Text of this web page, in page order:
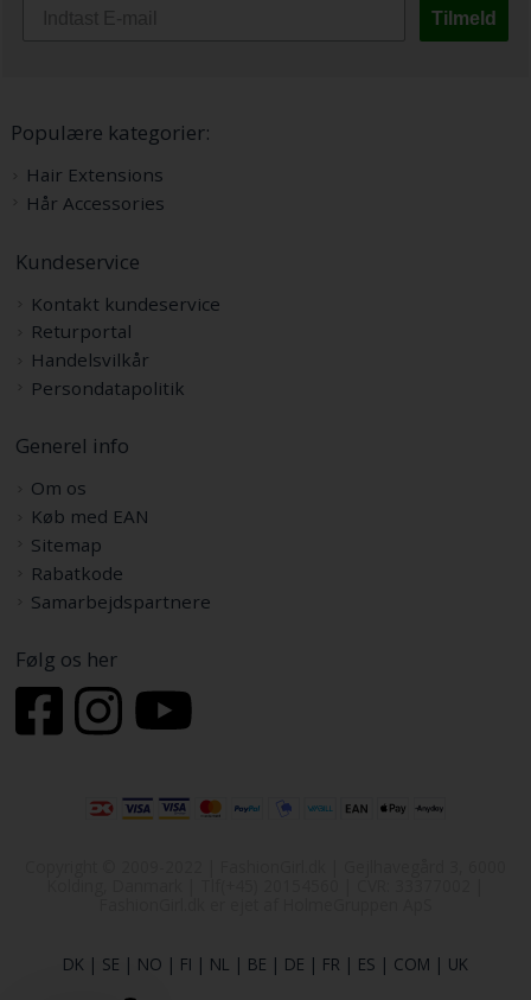
Tilmeld
Populære kategorier:
Hair Extensions
Hår Accessories
Kundeservice
Kontakt kundeservice
Returportal
Handelsvilkår
Persondatapolitik
Generel info
Om os
Køb med EAN
Sitemap
Rabatkode
Samarbejdspartnere
Følg os her
DK | SE | NO | FI | NL | BE | DE | FR | ES | COM | UK